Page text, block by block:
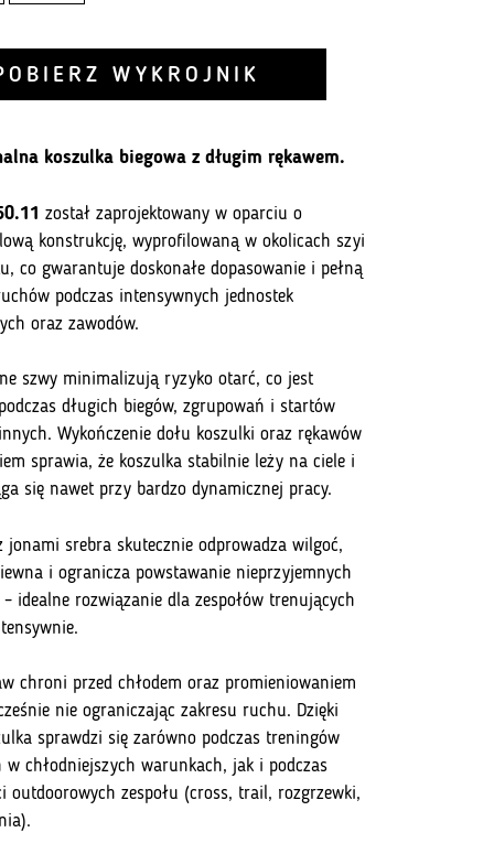
WYKROJNIK
koszulka biegowa z długim rękawem.
został zaprojektowany w oparciu o
konstrukcję, wyprofilowaną w okolicach szyi
co gwarantuje doskonałe dopasowanie i pełną
podczas intensywnych jednostek
oraz zawodów.
szwy minimalizują ryzyko otarć, co jest
długich biegów, zgrupowań i startów
Wykończenie dołu koszulki oraz rękawów
sprawia, że koszulka stabilnie leży na ciele i
się nawet przy bardzo dynamicznej pracy.
jonami srebra skutecznie odprowadza wilgoć,
i ogranicza powstawanie nieprzyjemnych
idealne rozwiązanie dla zespołów trenujących
chroni przed chłodem oraz promieniowaniem
nie ograniczając zakresu ruchu. Dzięki
sprawdzi się zarówno podczas treningów
w chłodniejszych warunkach, jak i podczas
outdoorowych zespołu (cross, trail, rozgrzewki,